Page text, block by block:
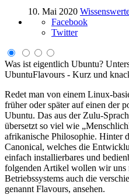
10. Mai 2020
Facebook
Twitter
Was ist eigentlich Ubuntu?
UbuntuFlavours - Kurz und
Redet man von einem Linux-
früher oder später auf einen der
Ubuntu. Das aus der Zulu-
übersetzt so viel wie
afrikanische Philosophie. Hinter
Canonical, welches die
einfach installierbares und
folgenden Artikel wollen wir uns
Betriebssystems auch die
genannt Flavours, ansehen.